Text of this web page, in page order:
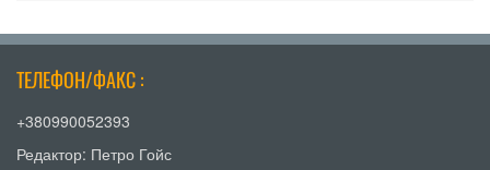
ТЕЛЕФОН/ФАКС :
+380990052393
Редактор: Петро Гойс